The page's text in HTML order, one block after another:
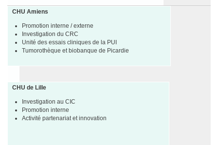
CHU Amiens
Promotion interne / externe
Investigation du CRC
Unité des essais cliniques de la PUI
Tumorothèque et biobanque de Picardie
CHU de Lille
Investigation au CIC
Promotion interne
Activité partenariat et innovation